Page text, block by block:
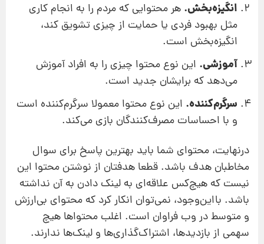
انگیزه‌بخش. هر محتوایی که مردم را به انجام کاری
مثل بهبود فردی یا حمایت از چیزی تشویق کند،
انگیزه‌بخش است.
آموزشی. این نوع محتوا چیزی را به افراد آموزش
می‌دهد که برایشان جدید است.
سرگرم‌کننده. این نوع محتوا معمولا سرگرم‌کننده است
و با احساسات مصرف‌کنندگان بازی می‌کند.
درنهایت، محتوای شما باید بهترین پاسخ برای سوال
مخاطبان هدف باشد. قطعا هدفتان از نوشتن محتوا این
نیست که هیچ‌کس علاقه‌ای به لینک دادن به آن نداشته
باشد. بااین‌وجود، نمی‌توان انکار کرد که محتوای بی‌ارزش
و متوسط در وب فراوان است. اغلب محتواها هیچ
سهمی از بازدیدها، اشتراک‌گذاری‌ها و لینک‌ها ندارند.